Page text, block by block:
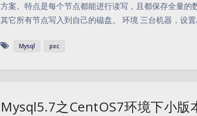
方案。特点是每个节点都能进行读写，且都保存全量
其它所有节点写入到自己的磁盘。 环境 三台机器，设
Mysql pxc
Mysql5.7之CentOS7环境下小版